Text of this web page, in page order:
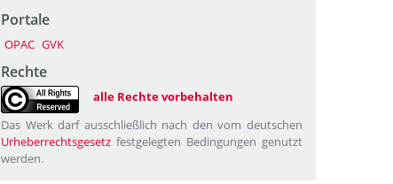
Portale
OPAC GVK
Rechte
alle Rechte vorbehalten
Das Werk darf ausschließlich nach den vom deutschen
Urheberrechtsgesetz festgelegten Bedingungen genutzt
werden.